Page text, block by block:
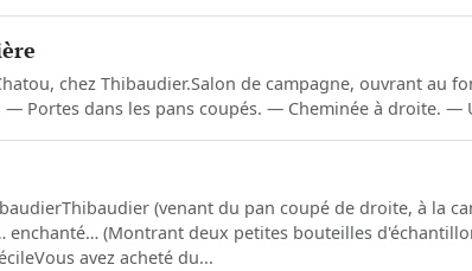
chez Thibaudier.Salon de campagne, ouvrant
— Portes dans les pans coupés. — Cheminée à droite. —
(venant du pan coupé de droite, à la
enchanté… (Montrant deux petites bouteilles
avez acheté du...